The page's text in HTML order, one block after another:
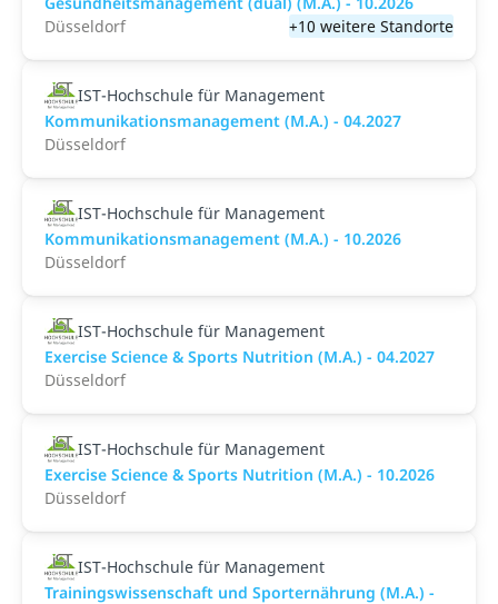
Düsseldorf
+10 weitere Standorte
IST-Hochschule für Management
Kommunikationsmanagement (M.A.) - 04.2027
Düsseldorf
IST-Hochschule für Management
Kommunikationsmanagement (M.A.) - 10.2026
Düsseldorf
IST-Hochschule für Management
Exercise Science & Sports Nutrition (M.A.) - 04.2027
Düsseldorf
IST-Hochschule für Management
Exercise Science & Sports Nutrition (M.A.) - 10.2026
Düsseldorf
IST-Hochschule für Management
Trainingswissenschaft und Sporternährung (M.A.) -